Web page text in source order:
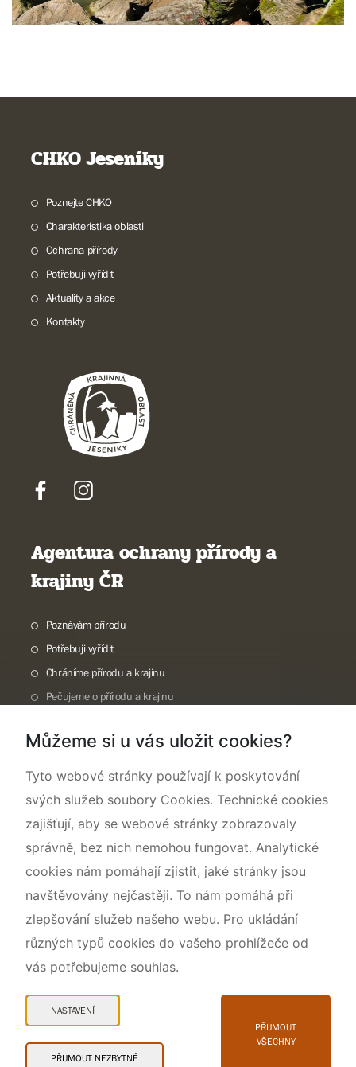
CHKO Jeseníky
Poznejte CHKO
Charakteristika oblasti
Ochrana přírody
Potřebuji vyřídit
Aktuality a akce
Kontakty
Agentura ochrany přírody a
krajiny ČR
Poznávám přírodu
Potřebuji vyřídit
Chráníme přírodu a krajinu
Pečujeme o přírodu a krajinu
O nás
Snadné čtení
Můžeme si u vás uložit cookies?
Tyto webové stránky používají k poskytování
svých služeb soubory Cookies. Technické cookies
zajišťují, aby se webové stránky zobrazovaly
správně, bez nich nemohou fungovat. Analytické
cookies nám pomáhají zjistit, jaké stránky jsou
navštěvovány nejčastěji. To nám pomáhá při
zlepšování služeb našeho webu. Pro ukládání
různých typů cookies do vašeho prohlížeče od
vás potřebujeme souhlas.
NASTAVENÍ
PŘIJMOUT NEZBYTNÉ
PŘIJMOUT
VŠECHNY